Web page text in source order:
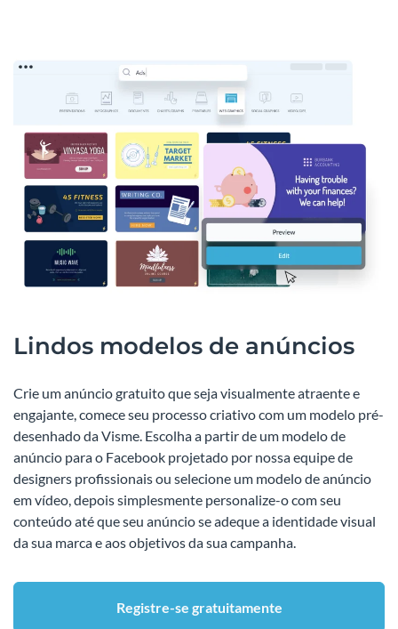
Lindos modelos de anúncios
Crie um anúncio gratuito que seja visualmente atraente e
engajante, comece seu processo criativo com um modelo pré-
desenhado da Visme. Escolha a partir de um modelo de
anúncio para o Facebook projetado por nossa equipe de
designers profissionais ou selecione um modelo de anúncio
em vídeo, depois simplesmente personalize-o com seu
conteúdo até que seu anúncio se adeque a identidade visual
da sua marca e aos objetivos da sua campanha.
Registre-se gratuitamente